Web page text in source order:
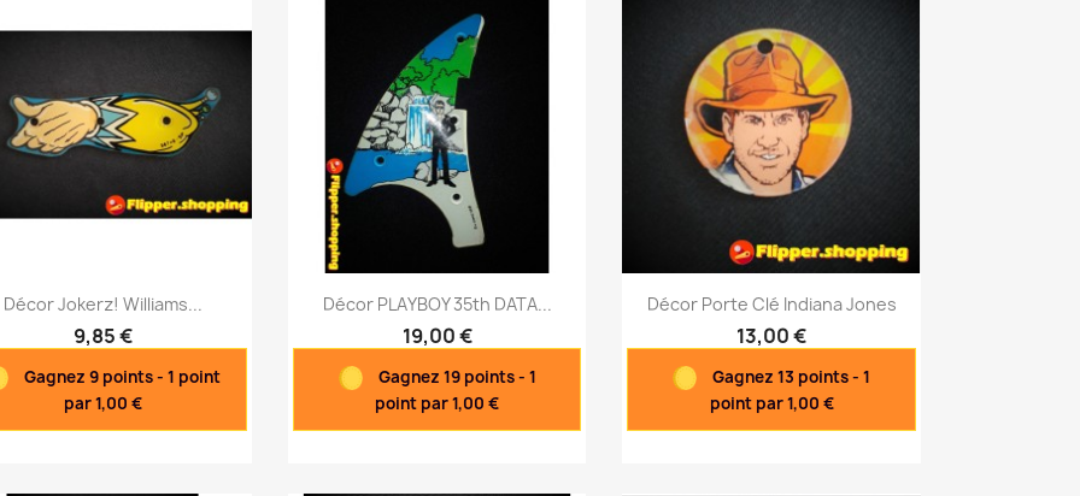
Aperçu rapide
Décor Jokerz! Williams...
9,85 €
Gagnez 9 points - 1 point
par 1,00 €
Aperçu rapide
Décor PLAYBOY 35th DATA...
19,00 €
Gagnez 19 points - 1
point par 1,00 €
Aperçu rapide
Décor Porte Clé Indiana Jones
13,00 €
Gagnez 13 points - 1
point par 1,00 €